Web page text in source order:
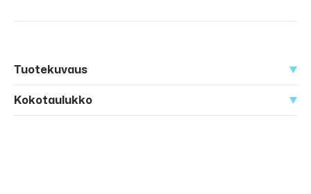
Tuotekuvaus
Kokotaulukko